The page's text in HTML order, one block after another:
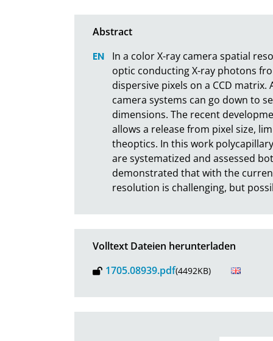
In a color X-ray camera spatial
optic conducting X-ray photons
dispersive pixels on a CCD
camera systems can go down to
dimensions. The recent
allows a release from pixel size,
theoptics. In this work
are systematized and assessed
demonstrated that with the
resolution is challenging, but
Volltext Dateien herunterladen
1705.08939.pdf(4492KB)